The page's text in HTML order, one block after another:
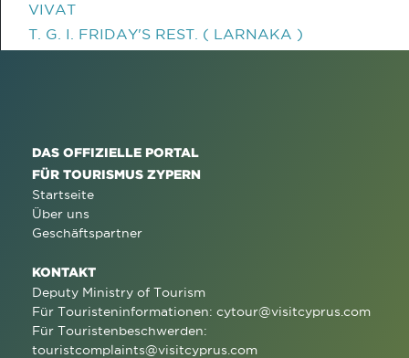
VIVAT
T. G. I. FRIDAY'S REST. ( LARNAKA )
DAS OFFIZIELLE PORTAL
FÜR TOURISMUS ZYPERN
Startseite
Über uns
Geschäftspartner
KONTAKT
Deputy Ministry of Tourism
Für Touristeninformationen: cytour@visitcyprus.com
Für Touristenbeschwerden:
touristcomplaints@visitcyprus.com